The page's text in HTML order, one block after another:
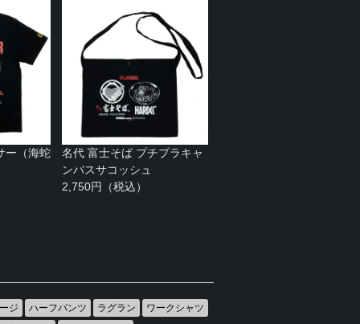
ー（海蛇
名代 富士そば プチプラキャ
ンバスサコッシュ
2,750円（税込）
ジ ハーフパンツ ラグラン
ワークシャツ